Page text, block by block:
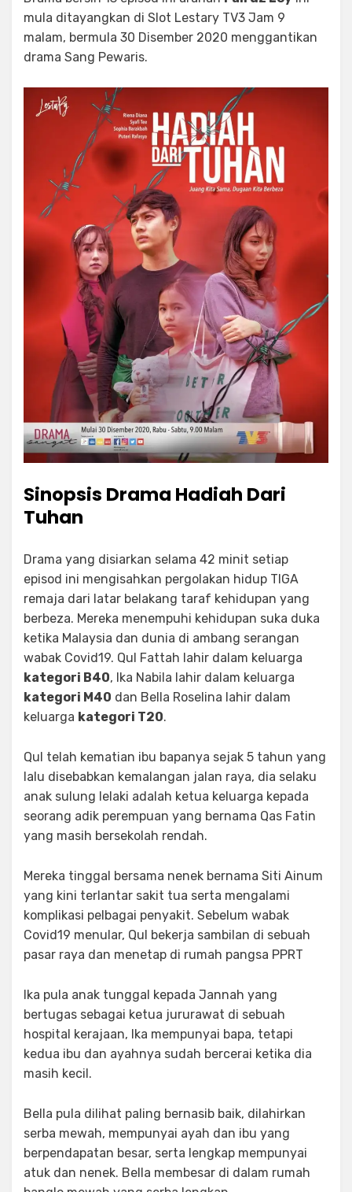
mula ditayangkan di Slot Lestary TV3 Jam 9
malam, bermula 30 Disember 2020 menggantikan
drama Sang Pewaris.
Sinopsis Drama Hadiah Dari
Tuhan
Drama yang disiarkan selama 42 minit setiap
episod ini mengisahkan pergolakan hidup TIGA
remaja dari latar belakang taraf kehidupan yang
berbeza. Mereka menempuhi kehidupan suka duka
ketika Malaysia dan dunia di ambang serangan
wabak Covid19. Qul Fattah lahir dalam keluarga
kategori B40, Ika Nabila lahir dalam keluarga
kategori M40 dan Bella Roselina lahir dalam
keluarga kategori T20.
Qul telah kematian ibu bapanya sejak 5 tahun yang
lalu disebabkan kemalangan jalan raya, dia selaku
anak sulung lelaki adalah ketua keluarga kepada
seorang adik perempuan yang bernama Qas Fatin
yang masih bersekolah rendah.
Mereka tinggal bersama nenek bernama Siti Ainum
yang kini terlantar sakit tua serta mengalami
komplikasi pelbagai penyakit. Sebelum wabak
Covid19 menular, Qul bekerja sambilan di sebuah
pasar raya dan menetap di rumah pangsa PPRT
Ika pula anak tunggal kepada Jannah yang
bertugas sebagai ketua jururawat di sebuah
hospital kerajaan, Ika mempunyai bapa, tetapi
kedua ibu dan ayahnya sudah bercerai ketika dia
masih kecil.
Bella pula dilihat paling bernasib baik, dilahirkan
serba mewah, mempunyai ayah dan ibu yang
berpendapatan besar, serta lengkap mempunyai
atuk dan nenek. Bella membesar di dalam rumah